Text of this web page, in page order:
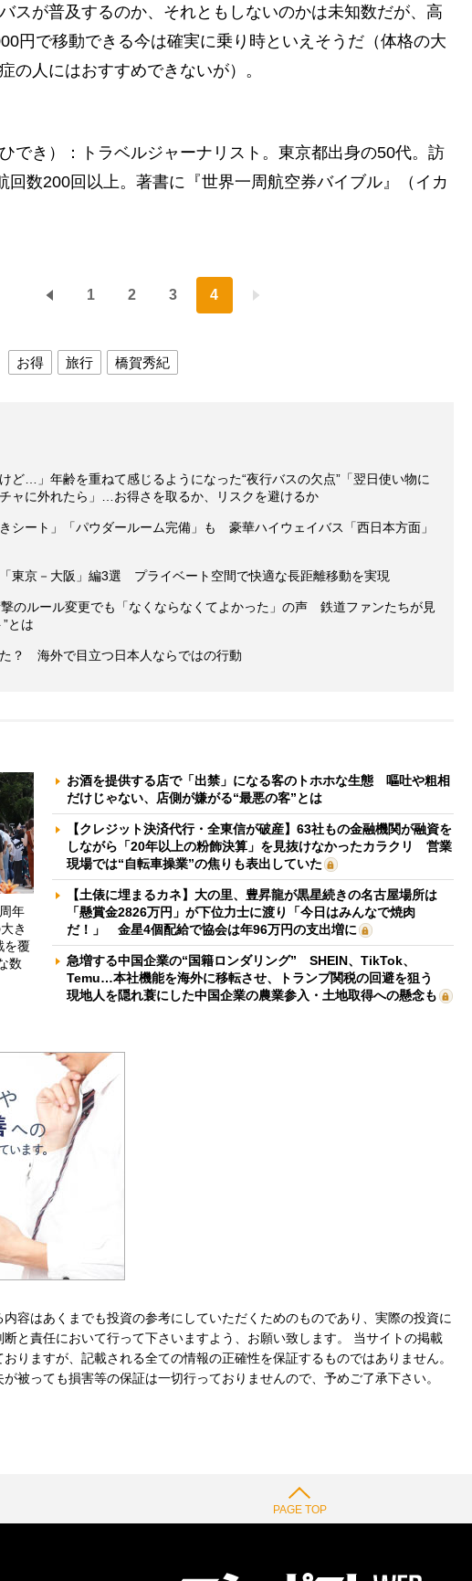
スが普及するのか、それともしないのかは未知数だが、高
円で移動できる今は確実に乗り時といえそうだ（体格の大
の人にはおすすめできないが）。
でき）：トラベルジャーナリスト。東京都出身の50代。訪
回数200回以上。著書に『世界一周航空券バイブル』（イカ
1 2 3 4
お得 旅行 橋賀秀紀
ど…」年齢を重ねて感じるようになった“夜行バスの欠点”「翌日使い物に
ャに外れたら」…お得さを取るか、リスクを避けるか
きシート」「パウダールーム完備」も 豪華ハイウェイバス「西日本方面」
東京－大阪」編3選 プライベート空間で快適な長距離移動を実現
撃のルール変更でも「なくならなくてよかった」の声 鉄道ファンたちが見
とは
？ 海外で目立つ日本人ならではの行動
年
き
を覆
数
お酒を提供する店で「出禁」になる客のトホホな生態 嘔吐や粗相
だけじゃない、店側が嫌がる“最悪の客”とは
【クレジット決済代行・全東信が破産】63社もの金融機関が融資を
しながら「20年以上の粉飾決算」を見抜けなかったカラクリ 営業
現場では“自転車操業”の焦りも表出していた
【土俵に埋まるカネ】大の里、豊昇龍が黒星続きの名古屋場所は
「懸賞金2826万円」が下位力士に渡り「今日はみんなで焼肉
だ！」 金星4個配給で協会は年96万円の支出増に
急増する中国企業の“国籍ロンダリング” SHEIN、TikTok、
Temu…本社機能を海外に移転させ、トランプ関税の回避を狙う
現地人を隠れ蓑にした中国企業の農業参入・土地取得への懸念も
容はあくまでも投資の参考にしていただくためのものであり、実際の投資に
と責任において行って下さいますよう、お願い致します。 当サイトの掲載
りますが、記載される全ての情報の正確性を保証するものではありません。
被っても損害等の保証は一切行っておりませんので、予めご了承下さい。
PAGE TOP